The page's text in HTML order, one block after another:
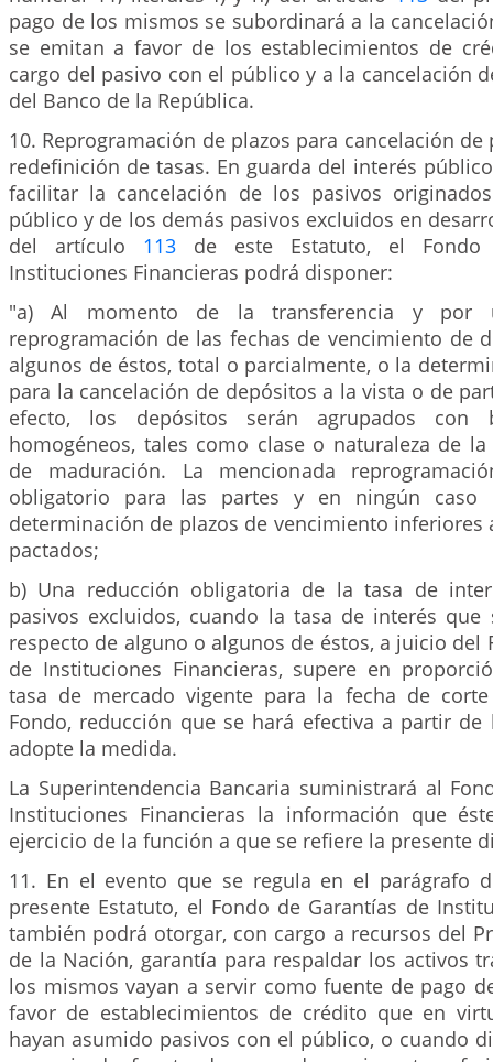
pago de los mismos se subordinará a la
se emitan a favor de los establecimientos de
cargo del pasivo con el público y a la cancelación
del Banco de la República.
10. Reprogramación de plazos para cancelación
redefinición de tasas. En guarda del interés
facilitar la cancelación de los pasivos
público y de los demás pasivos excluidos en
del artículo 113 de este Estatuto, el Fondo
Instituciones Financieras podrá disponer:
"a) Al momento de la transferencia y por
reprogramación de las fechas de vencimiento de
algunos de éstos, total o parcialmente, o la
para la cancelación de depósitos a la vista o de
efecto, los depósitos serán agrupados con
homogéneos, tales como clase o naturaleza de
de maduración. La mencionada
obligatorio para las partes y en ningún caso
determinación de plazos de vencimiento inferiores
pactados;
b) Una reducción obligatoria de la tasa de
pasivos excluidos, cuando la tasa de interés que
respecto de alguno o algunos de éstos, a juicio del
de Instituciones Financieras, supere en
tasa de mercado vigente para la fecha de
Fondo, reducción que se hará efectiva a partir
adopte la medida.
La Superintendencia Bancaria suministrará al
Instituciones Financieras la información que
ejercicio de la función a que se refiere la presente
11. En el evento que se regula en el parágrafo
presente Estatuto, el Fondo de Garantías de
también podrá otorgar, con cargo a recursos del
de la Nación, garantía para respaldar los activos
los mismos vayan a servir como fuente de pago
favor de establecimientos de crédito que en
hayan asumido pasivos con el público, o cuando